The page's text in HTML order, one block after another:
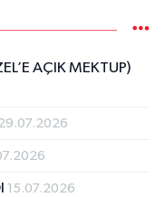
AÇIK MEKTUP)
15.07.2026